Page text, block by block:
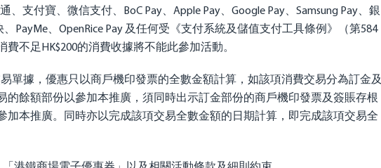
、支付寶、微信支付、BoC Pay、Apple Pay、Google Pay、Samsung Pay、銀
PayMe、OpenRice Pay 及任何受《支付系統及儲值支付工具條例》（第584
不足HK$200的消費收據將不能此參加活動。
單據，優惠只以商戶機印發票的全數金額計算，如該項消費交易分為訂金及
的餘額部份以參加本推廣，須同時出示訂金部份的商戶機印發票及簽賬存根
加本推廣。同時亦以完成該項交易全數金額的日期計算，即完成該項交易全